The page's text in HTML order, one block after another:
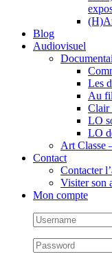
Blog
Audiovisuel
Les
Au
Clair
LO
LO
Art Classe
Contact
Contacter
Visiter son
Mon compte